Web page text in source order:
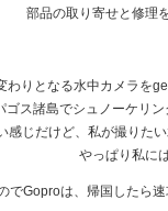
部品の取り寄せと修理
わりとなる水中カメラを
ゴス諸島でシュノーケリ
じだけど、私が撮りた
やっぱり私に
でGoproは、帰国したら